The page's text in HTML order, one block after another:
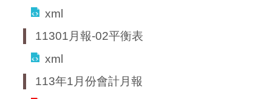
xml
11301月報-02平衡表
xml
113年1月份會計月報